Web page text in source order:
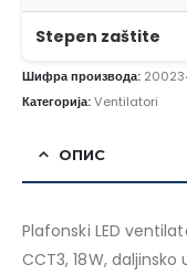
Stepen zaštite
Шифра производа:
Категорија:Ventilatori
ОПИС
Plafonski LED
CCT3, 18W,